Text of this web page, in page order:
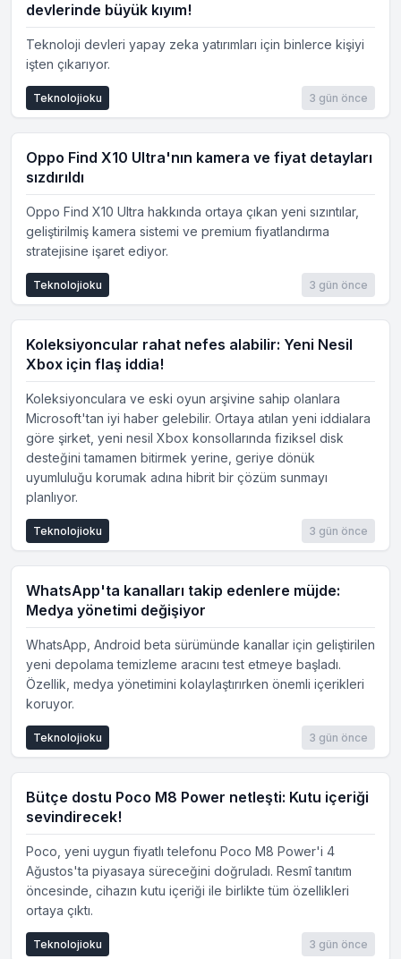
devlerinde büyük kıyım!
Teknoloji devleri yapay zeka yatırımları için binlerce kişiyi
işten çıkarıyor.
3 gün önce
Teknolojioku
Oppo Find X10 Ultra'nın kamera ve fiyat detayları
sızdırıldı
Oppo Find X10 Ultra hakkında ortaya çıkan yeni sızıntılar,
geliştirilmiş kamera sistemi ve premium fiyatlandırma
stratejisine işaret ediyor.
3 gün önce
Teknolojioku
Koleksiyoncular rahat nefes alabilir: Yeni Nesil
Xbox için flaş iddia!
Koleksiyonculara ve eski oyun arşivine sahip olanlara
Microsoft'tan iyi haber gelebilir. Ortaya atılan yeni iddialara
göre şirket, yeni nesil Xbox konsollarında fiziksel disk
desteğini tamamen bitirmek yerine, geriye dönük
uyumluluğu korumak adına hibrit bir çözüm sunmayı
planlıyor.
3 gün önce
Teknolojioku
WhatsApp'ta kanalları takip edenlere müjde:
Medya yönetimi değişiyor
WhatsApp, Android beta sürümünde kanallar için geliştirilen
yeni depolama temizleme aracını test etmeye başladı.
Özellik, medya yönetimini kolaylaştırırken önemli içerikleri
koruyor.
3 gün önce
Teknolojioku
Bütçe dostu Poco M8 Power netleşti: Kutu içeriği
sevindirecek!
Poco, yeni uygun fiyatlı telefonu Poco M8 Power'i 4
Ağustos'ta piyasaya süreceğini doğruladı. Resmî tanıtım
öncesinde, cihazın kutu içeriği ile birlikte tüm özellikleri
ortaya çıktı.
3 gün önce
Teknolojioku